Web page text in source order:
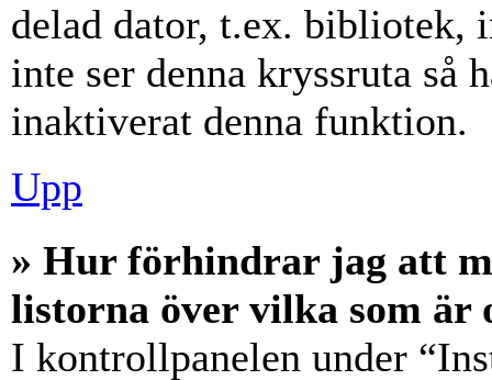
delad dator, t.ex. bibliotek,
inte ser denna kryssruta så
inaktiverat denna funktion.
Upp
» Hur förhindrar jag att
listorna över vilka som är
I kontrollpanelen under